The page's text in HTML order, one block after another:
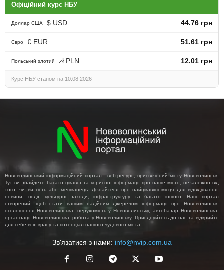
Офіційний курс НБУ
Доллар США $ USD 44.76 грн
Євро € EUR 51.61 грн
Польський злотий zł PLN 12.01 грн
Курс НБУ станом на 10.08.2026
Нововолинський інформаційний портал - веб-ресурс, присвячений місту Нововолинськ.
Тут ви знайдете багато цікавої та корисної інформації про наше місто, незалежно від
того, чи ви гість або мешканець. Дізнайтеся про найцікавіші місця для відвідування,
новини, події, культурні заходи, інфраструктуру та багато іншого. Наш портал
створений, щоб стати вашим надійним джерелом інформації про Нововолинськ,
оголошення Нововолинська, нерухомість у Нововолинську, автобазар Нововолинська,
організації Нововолинська, робота у Нововолинську. Приєднуйтесь до нас та відкрийте
для себе всю красу та потенціал нашого чудового міста.
Зв'язатися з нами: info@nvip.com.ua